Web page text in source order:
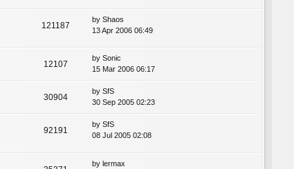
121187
by Shaos
13 Apr 2006 06:49
12107
by Sonic
15 Mar 2006 06:17
30904
by SfS
30 Sep 2005 02:23
92191
by SfS
08 Jul 2005 02:08
by lermax